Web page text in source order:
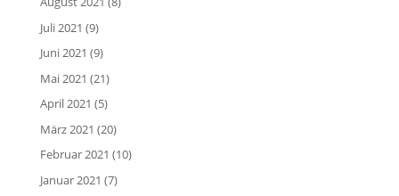
Juli 2021 (9)
Juni 2021 (9)
Mai 2021 (21)
April 2021 (5)
März 2021 (20)
Februar 2021 (10)
Januar 2021 (7)